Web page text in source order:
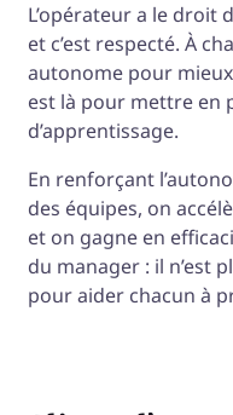
L’opérateur a le droit
et c’est respecté. À
autonome pour
est là pour mettre en
d’apprentissage.
En renforçant
des équipes, on
et on gagne en
du manager : il n’est
pour aider chacun à